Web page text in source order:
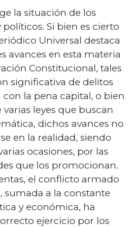
la situación de los
políticos. Si bien es cierto
Universal destaca
avances en esta materia
Constitucional, tales
significativa de delitos
la pena capital, o bien
leyes que buscan
dichos avances no
en la realidad, siendo
ocasiones, por las
que los promocionan.
el conflicto armado
sumada a la constante
y económica, ha
ejercicio por los